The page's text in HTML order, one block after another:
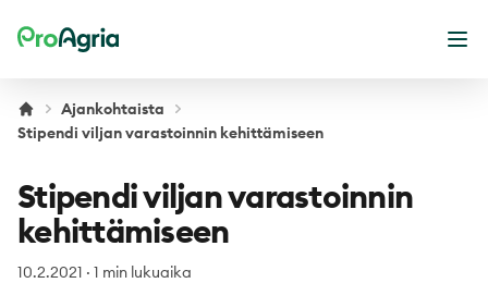
ProAgria
Ajankohtaista
Stipendi viljan varastoinnin kehittämiseen
Stipendi viljan varastoinnin
kehittämiseen
10.2.2021 · 1 min lukuaika